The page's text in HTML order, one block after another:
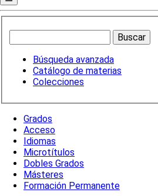
Búsqueda avanzada
Catálogo de materias
Colecciones
Grados
Acceso
Idiomas
Microtítulos
Dobles Grados
Másteres
Formación Permanente